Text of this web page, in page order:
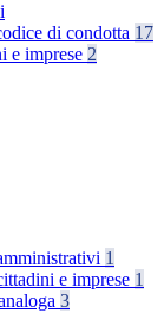
di condotta 17
e imprese 2
1
e imprese 1
3